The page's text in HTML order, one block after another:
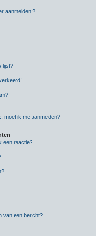
aanmelden!?
lijst?
moet ik me aanmelden?
een reactie?
van een bericht?